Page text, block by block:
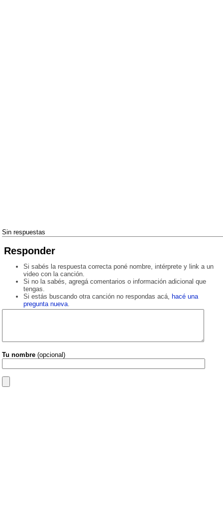
Sin respuestas
Responder
Si sabés la respuesta correcta poné nombre, intérprete y link a un
video con la canción.
Si no la sabés, agregá comentarios o información adicional que
tengas.
Si estás buscando otra canción no respondas acá, hacé una
pregunta nueva.
Tu nombre (opcional)